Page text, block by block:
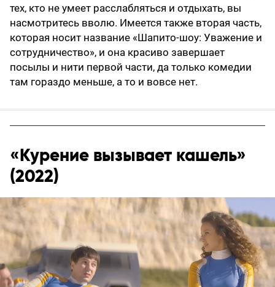
тех, кто не умеет расслабляться и отдыхать, вы
насмотритесь вволю. Имеется также вторая часть,
которая носит название «Шапито-шоу: Уважение и
сотрудничество», и она красиво завершает
посылы и нити первой части, да только комедии
там гораздо меньше, а то и вовсе нет.
«Курение вызывает кашель»
(2022)